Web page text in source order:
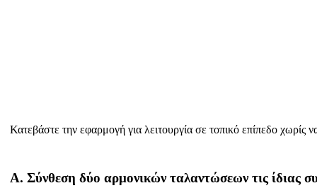
Κατεβάστε την εφαρμογή για λειτουργία σε τοπικό επίπεδο χωρίς
Α. Σύνθεση δύο αρμονικών ταλαντώσεων τις ίδιας